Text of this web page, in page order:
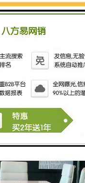
项目在售SOHO主力户型